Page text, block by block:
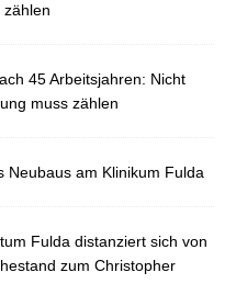
45 Arbeitsjahren: Nicht
muss zählen
Neubaus am Klinikum Fulda
Fulda distanziert sich von
zum Christopher